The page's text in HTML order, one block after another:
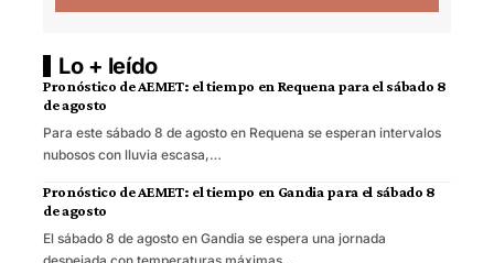
Lo + leído
Pronóstico de AEMET: el tiempo en Requena para el sábado 8
de agosto
Para este sábado 8 de agosto en Requena se esperan intervalos
nubosos con lluvia escasa,…
Pronóstico de AEMET: el tiempo en Gandia para el sábado 8
de agosto
El sábado 8 de agosto en Gandia se espera una jornada